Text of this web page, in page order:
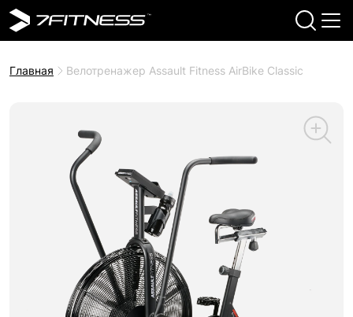
Главная Велотренажер Assault Fitness AirBike Classic